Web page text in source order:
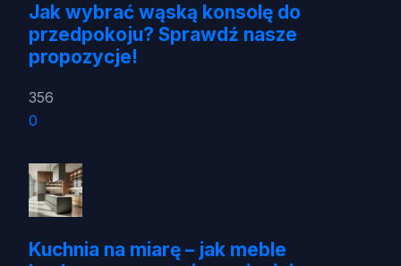
Jak wybrać wąską konsolę do
przedpokoju? Sprawdź nasze
propozycje!
356
0
Kuchnia na miarę – jak meble